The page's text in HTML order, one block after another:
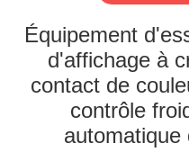
VISITE
D'USINE
CONTRÔLE
Équipement
d'affichage à
contact de
contrôle
automatique